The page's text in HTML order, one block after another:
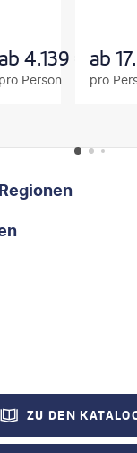
B
O
T
4.139
pro Person
B
O
T
ab
pro
ZU DEN